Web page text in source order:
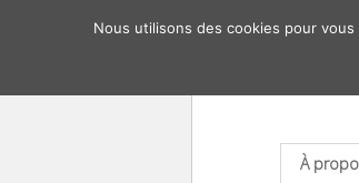
À
Nous utilisons des cookies pour